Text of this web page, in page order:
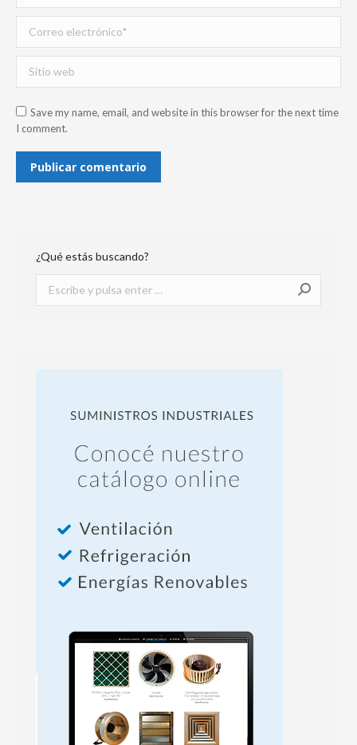
Save my name, email, and website in this browser for the next time
I comment.
Publicar comentario
¿Qué estás buscando?